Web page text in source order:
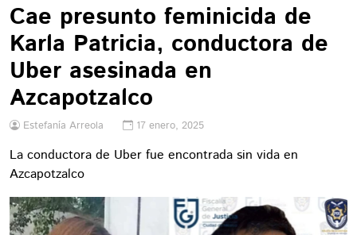
Cae presunto feminicida de
Karla Patricia, conductora de
Uber asesinada en
Azcapotzalco
Estefanía Arreola 17 enero, 2025
La conductora de Uber fue encontrada sin vida en
Azcapotzalco